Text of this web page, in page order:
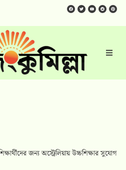
জন্য অস্ট্রেলিয়ায় উচ্চশিক্ষার সুযোগ